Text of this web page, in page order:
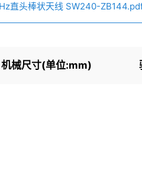
直头棒状天线 SW240-
机械尺寸(单位:mm)